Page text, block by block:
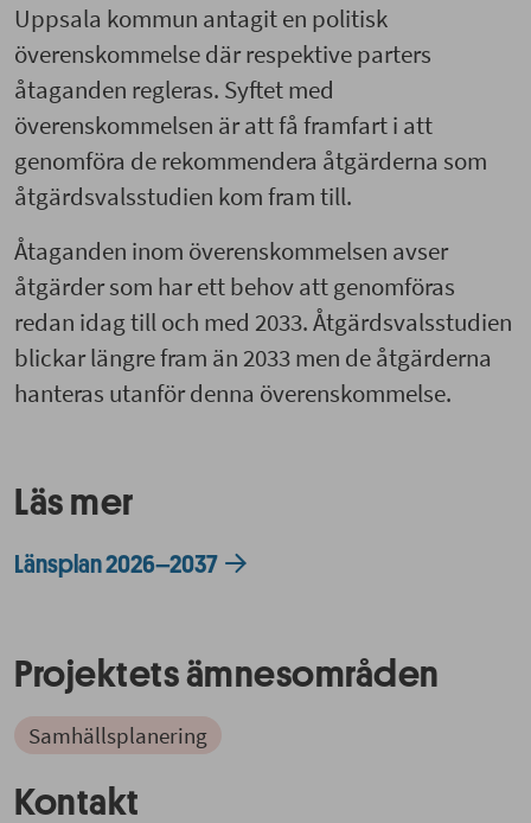
Uppsala kommun antagit en politisk
överenskommelse där respektive parters
åtaganden regleras. Syftet med
överenskommelsen är att få framfart i att
genomföra de rekommendera åtgärderna som
åtgärdsvalsstudien kom fram till.
Åtaganden inom överenskommelsen avser
åtgärder som har ett behov att genomföras
redan idag till och med 2033. Åtgärdsvalsstudien
blickar längre fram än 2033 men de åtgärderna
hanteras utanför denna överenskommelse.
Läs mer
Länsplan 2026–2037
Projektets ämnesområden
Samhällsplanering
Kontakt